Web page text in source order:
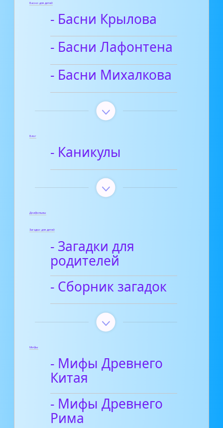
Басни для детей
- Басни Крылова
- Басни Лафонтена
- Басни Михалкова
Блог
- Каникулы
Диафильмы
Загадки для детей
- Загадки для
родителей
- Сборник загадок
Мифы
- Мифы Древнего
Китая
- Мифы Древнего
Рима